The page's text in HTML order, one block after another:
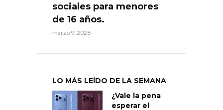
sociales para menores
de 16 años.
marzo 9, 2026
LO MÁS LEÍDO DE LA SEMANA
¿Vale la pena
esperar el